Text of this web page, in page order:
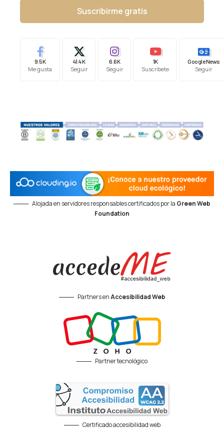
Suscribirme gratis
9.5K
Me gusta
41.4K
Seguir
6.6K
Seguir
1K
Suscríbete
Google News
Seguir
Alojada en servidores responsables certificados por la Green Web
Foundation
Partners enAccesibilidad Web
Partner tecnológico
Certificado accesibilidad web